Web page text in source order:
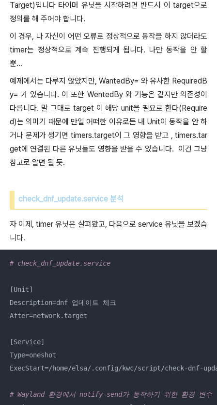
Target)입니다 타이머 유닛을 시작하려면 반드시 이 target으로
정의를 해 주어야 합니다.
이 경우, 나 자신이 어떤 오류로 정상적으로 동작을 하지 않더라도
timer는 정상적으로 계속 진행되게 됩니다. 나만 동작을 안 할
뿐...
예제에서는 다루지 않았지만, WantedBy= 와 유사한 RequiredB
y= 가 있습니다. 이 또한 WentedBy 와 기능은 같지만 의존성이
다릅니다. 말 그대로 target 이 해당 unit을 필요로 한다(Require
d)는 의미기 때문에 만일 어떠한 이유로든 내 Unit이 동작을 안 하
거나 문제가 생기면 timers.target이 그 영향을 받고 , timers.tar
get에 연결된 다른 유닛들도 영향을 받을 수 있습니다. 이건 그냥
참고로 알면 될 듯.
check_dnf_update.service 분석
자 이제, timer 유닛은 살펴봤고, 다음으로 service 유닛을 보겠습
니다.
# check_dnf_update.service
[Unit]
Description=dnf 업데이트 체크
After=network.target
[Service]
Type=oneshot
ExecStart=/home/elsa/.config/kwc/script/check-dnf-
# Wayland 환경에서 notify-send가 동작하기 위한 환경 변수